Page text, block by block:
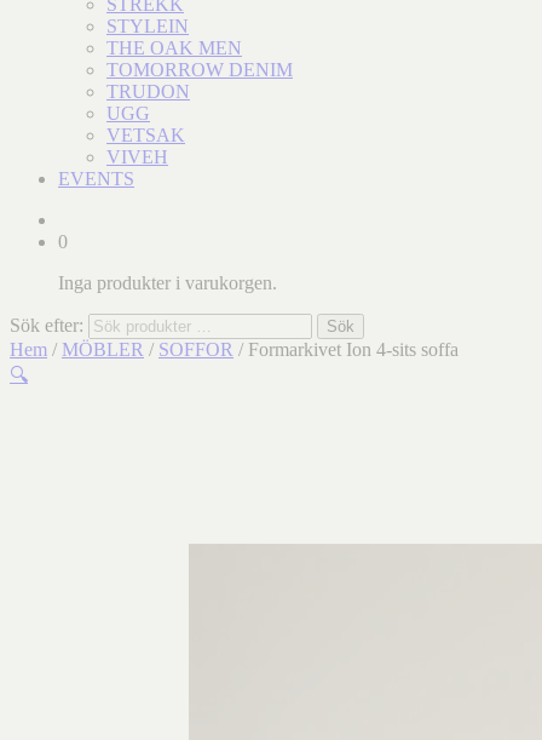
STREKK
STYLEIN
THE OAK MEN
TOMORROW DENIM
TRUDON
UGG
VETSAK
VIVEH
EVENTS
0
Inga produkter i varukorgen.
Sök efter: Sök
Hem / MÖBLER / SOFFOR / Formarkivet Ion 4-sits soffa
🔍